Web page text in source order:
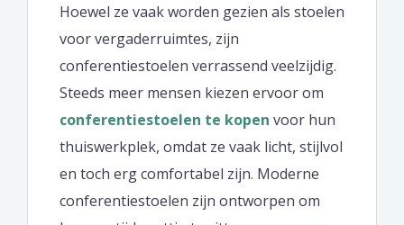
Hoewel ze vaak worden gezien als stoelen
voor vergaderruimtes, zijn
conferentiestoelen verrassend veelzijdig.
Steeds meer mensen kiezen ervoor om
conferentiestoelen te kopen voor hun
thuiswerkplek, omdat ze vaak licht, stijlvol
en toch erg comfortabel zijn. Moderne
conferentiestoelen zijn ontworpen om